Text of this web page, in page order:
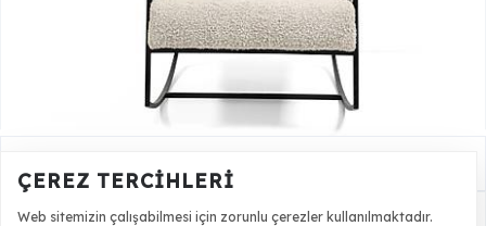
ÇEREZ TERCIHLERI
Web sitemizin çalışabilmesi için zorunlu çerezler kullanılmaktadır.